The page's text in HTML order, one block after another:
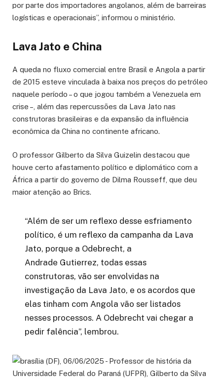
por parte dos importadores angolanos, além de barreiras
logísticas e operacionais”, informou o ministério.
Lava Jato e China
A queda no fluxo comercial entre Brasil e Angola a partir
de 2015 esteve vinculada à baixa nos preços do petróleo
naquele período – o que jogou também a Venezuela em
crise –, além das repercussões da Lava Jato nas
construtoras brasileiras e da expansão da influência
econômica da China no continente africano.
O professor Gilberto da Silva Guizelin destacou que
houve certo afastamento político e diplomático com a
África a partir do governo de Dilma Rousseff, que deu
maior atenção ao Brics.
“Além de ser um reflexo desse esfriamento
político, é um reflexo da campanha da Lava
Jato, porque a Odebrecht, a
Andrade Gutierrez, todas essas
construtoras, vão ser envolvidas na
investigação da Lava Jato, e os acordos que
elas tinham com Angola vão ser listados
nesses processos. A Odebrecht vai chegar a
pedir falência”, lembrou.